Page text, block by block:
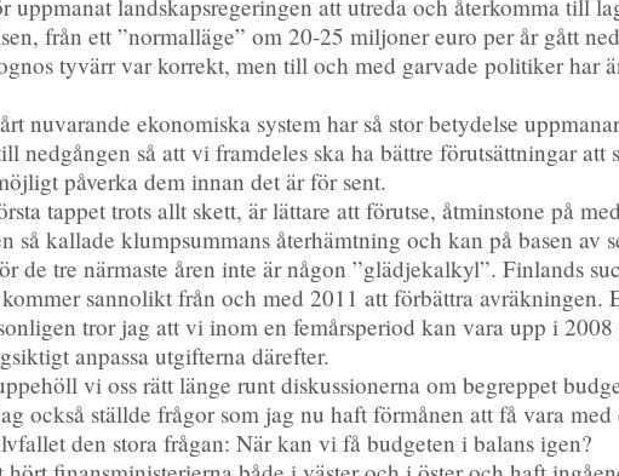
landskapsregeringen att utreda och återkomma till
från ett ”normalläge” om 20-25 miljoner euro per år gått
tyvärr var korrekt, men till och med garvade politiker har
nuvarande ekonomiska system har så stor betydelse
nedgången så att vi framdeles ska ha bättre förutsättningar att
påverka dem innan det är för sent.
tappet trots allt skett, är lättare att förutse, åtminstone på
så kallade klumpsummans återhämtning och kan på basen av
de tre närmaste åren inte är någon ”glädjekalkyl”. Finlands
sannolikt från och med 2011 att förbättra avräkningen.
tror jag att vi inom en femårsperiod kan vara upp i
anpassa utgifterna därefter.
vi oss rätt länge runt diskussionerna om begreppet
också ställde frågor som jag nu haft förmånen att få vara
den stora frågan: När kan vi få budgeten i balans igen?